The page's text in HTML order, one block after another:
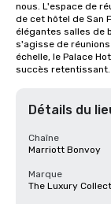
nous. L'espace de
de cet hôtel de San
élégantes salles de
s'agisse de
échelle, le Palace
succès retentissant.
Détails du
Chaîne
Marriott Bonvoy
Marque
The Luxury